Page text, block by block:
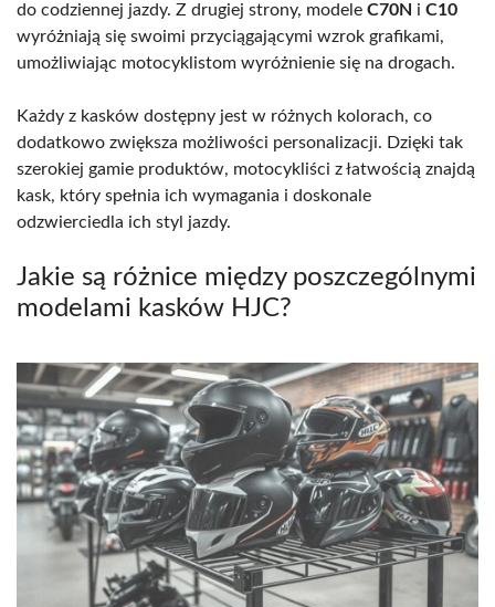
do codziennej jazdy. Z drugiej strony, modele C70N i C10
wyróżniają się swoimi przyciągającymi wzrok grafikami,
umożliwiając motocyklistom wyróżnienie się na drogach.
Każdy z kasków dostępny jest w różnych kolorach, co
dodatkowo zwiększa możliwości personalizacji. Dzięki tak
szerokiej gamie produktów, motocykliści z łatwością znajdą
kask, który spełnia ich wymagania i doskonale
odzwierciedla ich styl jazdy.
Jakie są różnice między poszczególnymi
modelami kasków HJC?